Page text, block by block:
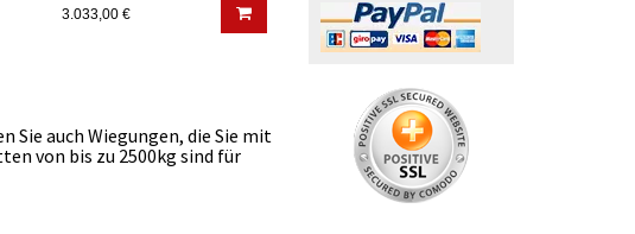
3.033,00 €
Sie auch Wiegungen, die Sie mit
von bis zu 2500kg sind für